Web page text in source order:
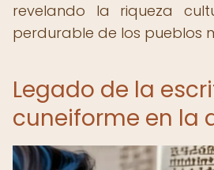
revelando la riqueza
perdurable de los pueblos
Legado de la
cuneiforme en la